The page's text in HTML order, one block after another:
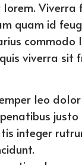
Viverra
quam id
commodo
viverra sit
leo
justo
integer